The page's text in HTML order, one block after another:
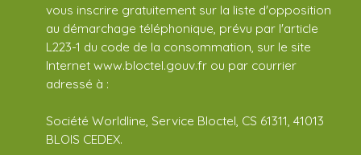
vous inscrire gratuitement sur la liste d'opposition
au démarchage téléphonique, prévu par l'article
L223-1 du code de la consommation, sur le site
Internet www.bloctel.gouv.fr ou par courrier
adressé à :
Société Worldline, Service Bloctel, CS 61311, 41013
BLOIS CEDEX.